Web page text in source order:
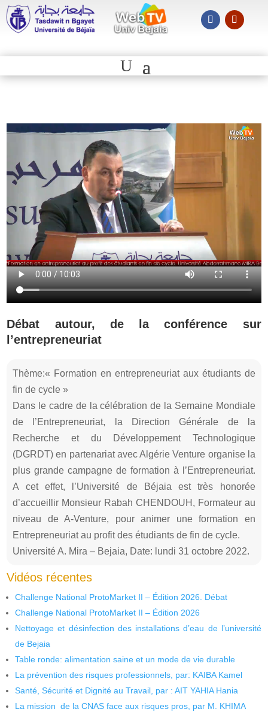
Débat autour, de la conférence sur
l’entrepreneuriat
Thème:« Formation en entrepreneuriat aux étudiants de
fin de cycle »
Dans le cadre de la célébration de la Semaine Mondiale
de l’Entrepreneuriat, la Direction Générale de la
Recherche et du Développement Technologique
(DGRDT) en partenariat avec Algérie Venture organise la
plus grande campagne de formation à l’Entrepreneuriat.
A cet effet, l’Université de Béjaia est très honorée
d’accueillir Monsieur Rabah CHENDOUH, Formateur au
niveau de A-Venture, pour animer une formation en
Entrepreneuriat au profit des étudiants de fin de cycle.
Université A. Mira – Bejaia, Date: lundi 31 octobre 2022.
Vidéos récentes
Challenge National ProtoMarket II – Édition 2026. Débat
Challenge National ProtoMarket II – Édition 2026
Nettoyage et désinfection des installations d’eau de l’université
de Bejaia
Table ronde: alimentation saine et un mode de vie durable
La prévention des risques professionnels, par: KAIBA Kamel
Santé, Sécurité et Dignité au Travail, par : AIT YAHIA Hania
La mission de la CNAS face aux risques pros, par M. KHIMA